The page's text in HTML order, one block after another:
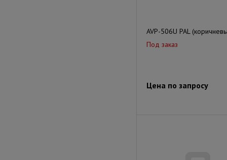
AVP-506U PAL
Под заказ
Цена по запросу